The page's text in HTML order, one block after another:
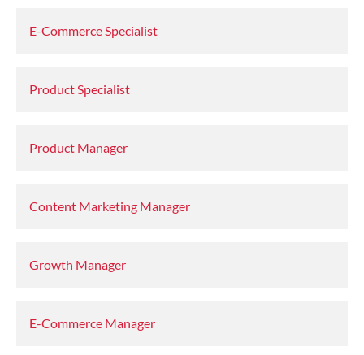
E-Commerce Specialist
Product Specialist
Product Manager
Content Marketing Manager
Growth Manager
E-Commerce Manager